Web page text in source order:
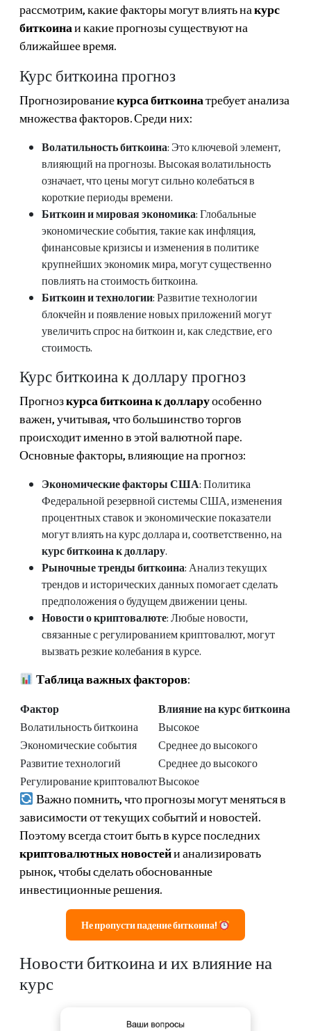
рассмотрим, какие факторы могут влиять накурс
биткоинаи какие прогнозы существуют на
ближайшее время.
Курс биткоина прогноз
Прогнозированиекурса биткоинатребует анализа
множества факторов. Среди них:
Волатильность биткоина: Это ключевой элемент,
влияющий на прогнозы. Высокая волатильность
означает, что цены могут сильно колебаться в
короткие периоды времени.
Биткоин и мировая экономика: Глобальные
экономические события, такие как инфляция,
финансовые кризисы и изменения в политике
крупнейших экономик мира, могут существенно
повлиять на стоимость биткоина.
Биткоин и технологии: Развитие технологии
блокчейн и появление новых приложений могут
увеличить спрос на биткоин и, как следствие, его
стоимость.
Курс биткоина к доллару прогноз
Прогнозкурса биткоина к долларуособенно
важен, учитывая, что большинство торгов
происходит именно в этой валютной паре.
Основные факторы, влияющие на прогноз:
Экономические факторы США: Политика
Федеральной резервной системы США, изменения
процентных ставок и экономические показатели
могут влиять на курс доллара и, соответственно, на
курс биткоина к доллару.
Рыночные тренды биткоина: Анализ текущих
трендов и исторических данных помогает сделать
предположения о будущем движении цены.
Новости о криптовалюте: Любые новости,
связанные с регулированием криптовалют, могут
вызвать резкие колебания в курсе.
Таблица важных факторов:
Фактор
Влияние на курс биткоина
Волатильность биткоина
Высокое
Экономические события
Среднее до высокого
Развитие технологий
Среднее до высокого
Регулирование криптовалютВысокое
Важно помнить, что прогнозы могут меняться в
зависимости от текущих событий и новостей.
Поэтому всегда стоит быть в курсе последних
криптовалютных новостейи анализировать
рынок, чтобы сделать обоснованные
инвестиционные решения.
Не пропусти падение биткоина!
Новости биткоина и их влияние на
курс